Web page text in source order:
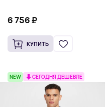
6 756 ₽
КУПИТЬ
NEW СЕГОДНЯ ДЕШЕВЛЕ